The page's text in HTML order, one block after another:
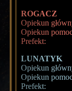
ROGACZ
Opiekun
Opiekun
Prefekt:
LUNATYK
Opiekun
Opiekun
Prefekt: